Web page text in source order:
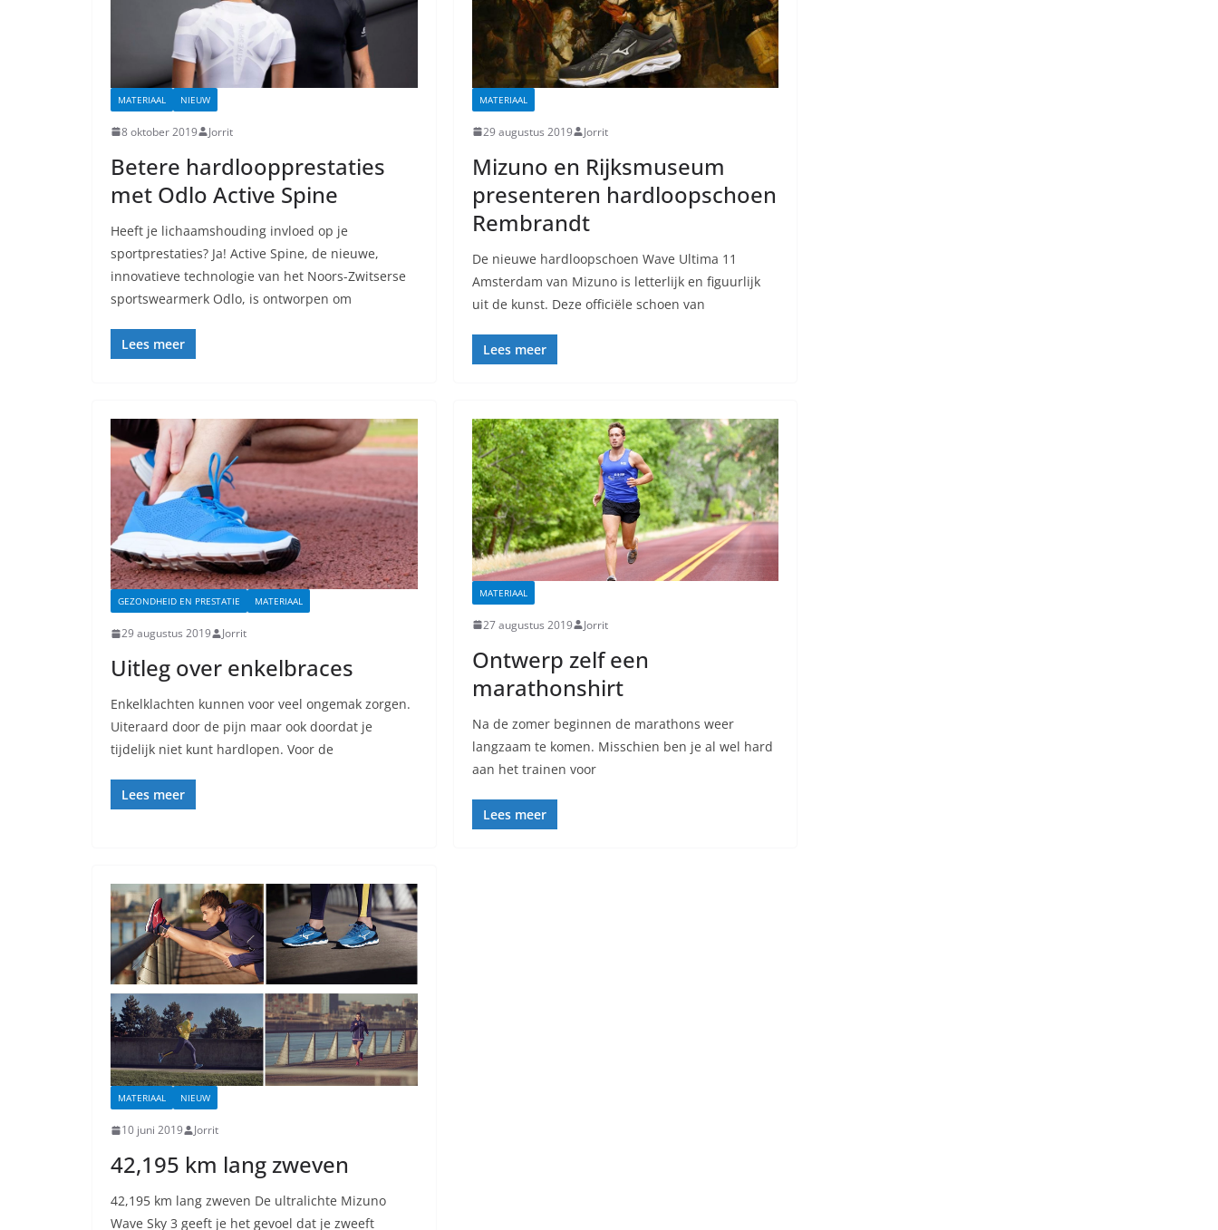
MATERIAAL NIEUW
8 oktober 2019 Jorrit
Betere hardloopprestaties
met Odlo Active Spine
Heeft je lichaamshouding invloed op je
sportprestaties? Ja! Active Spine, de nieuwe,
innovatieve technologie van het Noors-Zwitserse
sportswearmerk Odlo, is ontworpen om
Lees meer
MATERIAAL
29 augustus 2019 Jorrit
Mizuno en Rijksmuseum
presenteren hardloopschoen
Rembrandt
De nieuwe hardloopschoen Wave Ultima 11
Amsterdam van Mizuno is letterlijk en figuurlijk
uit de kunst. Deze officiële schoen van
Lees meer
GEZONDHEID EN PRESTATIE MATERIAAL
29 augustus 2019 Jorrit
Uitleg over enkelbraces
Enkelklachten kunnen voor veel ongemak zorgen.
Uiteraard door de pijn maar ook doordat je
tijdelijk niet kunt hardlopen. Voor de
Lees meer
MATERIAAL
27 augustus 2019 Jorrit
Ontwerp zelf een
marathonshirt
Na de zomer beginnen de marathons weer
langzaam te komen. Misschien ben je al wel hard
aan het trainen voor
Lees meer
MATERIAAL NIEUW
10 juni 2019 Jorrit
42,195 km lang zweven
42,195 km lang zweven De ultralichte Mizuno
Wave Sky 3 geeft je het gevoel dat je zweeft